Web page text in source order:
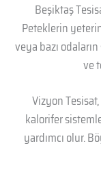
Beşiktaş
Peteklerin
veya bazı
ve
Vizyon
kalorifer
yardımcı olur.